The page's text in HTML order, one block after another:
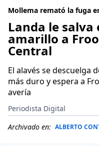
Mollema remató la fuga
Landa le
amarillo a
Central
El alavés se descuelga
más duro y espera a
avería
Periodista Digital
Archivado en: ALBERTO